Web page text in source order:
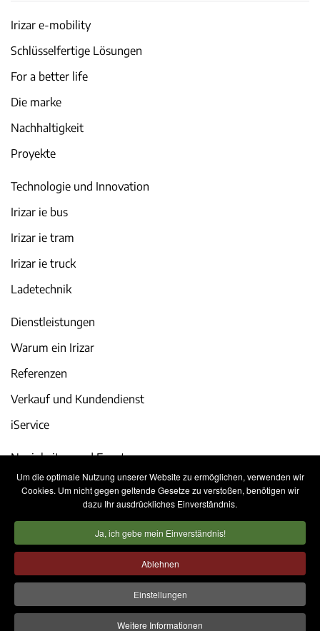
Um die optimale Nutzung unserer Website zu ermöglichen, verwenden wir
Cookies. Um nicht gegen geltende Gesetze zu verstoßen, benötigen wir
dazu Ihr ausdrückliches Einverständnis.
Ja, ich gebe mein Einverständnis!
Ablehnen
Einstellungen
Weitere Informationen
Irizar e-mobility
Schlüsselfertige Lösungen
For a better life
Die marke
Nachhaltigkeit
Proyekte
Technologie und Innovation
Irizar ie bus
Irizar ie tram
Irizar ie truck
Ladetechnik
Dienstleistungen
Warum ein Irizar
Referenzen
Verkauf und Kundendienst
iService
Neuigkeiten und Events
Karriere
Rechtliche Hinweise
Datenschutzerklärung
Cookie-Richtlinie
Internes Informationssystem